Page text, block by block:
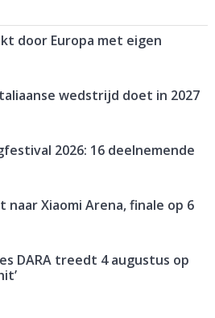
door Europa met eigen
wedstrijd doet in 2027
2026: 16 deelnemende
naar Xiaomi Arena, finale op 6
DARA treedt 4 augustus op